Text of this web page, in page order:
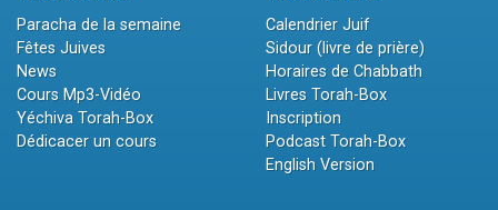
Paracha de la semaine
Fêtes Juives
News
Cours Mp3-Vidéo
Yéchiva Torah-Box
Dédicacer un cours
Calendrier Juif
Sidour (livre de prière)
Horaires de Chabbath
Livres Torah-Box
Inscription
Podcast Torah-Box
English Version